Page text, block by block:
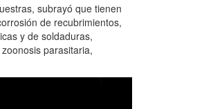
subrayó que tienen
de recubrimientos,
y de soldaduras,
parasitaria,